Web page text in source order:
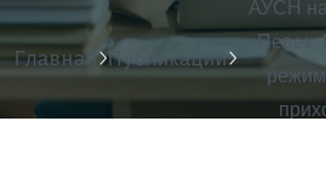
Главная Публикации
АУСН на
Певек,